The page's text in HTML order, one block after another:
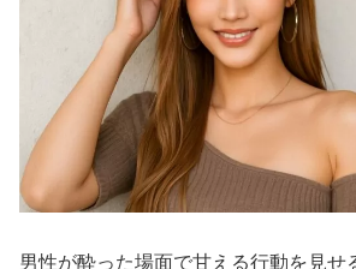
男性が酔った場面で甘える行動を見せ